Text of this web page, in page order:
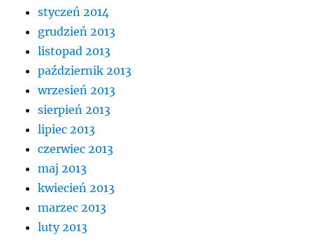
styczeń 2014
grudzień 2013
listopad 2013
październik 2013
wrzesień 2013
sierpień 2013
lipiec 2013
czerwiec 2013
maj 2013
kwiecień 2013
marzec 2013
luty 2013